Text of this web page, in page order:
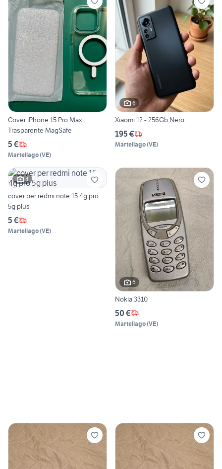
Cover iPhone 15 Pro Max
Trasparente MagSafe
5 €
Martellago(VE)
6
Xiaomi 12 - 256Gb Nero
195 €
Martellago(VE)
4
cover per redmi note 15 4g pro
5g plus
5 €
Martellago(VE)
6
Nokia 3310
50 €
Martellago(VE)